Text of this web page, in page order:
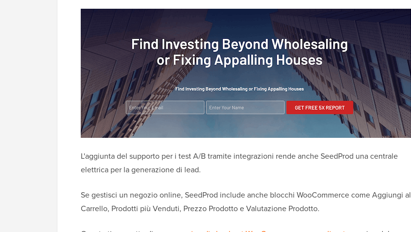
L'aggiunta del supporto per i test A/B tramite integrazioni rende anche SeedProd una centrale
elettrica per la generazione di lead.
Se gestisci un negozio online, SeedProd include anche blocchi WooCommerce come Aggiungi al
Carrello, Prodotti più Venduti, Prezzo Prodotto e Valutazione Prodotto.